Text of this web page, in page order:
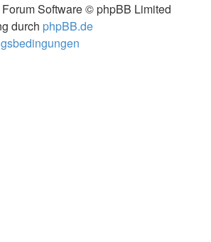
Software © phpBB Limited
durch phpBB.de